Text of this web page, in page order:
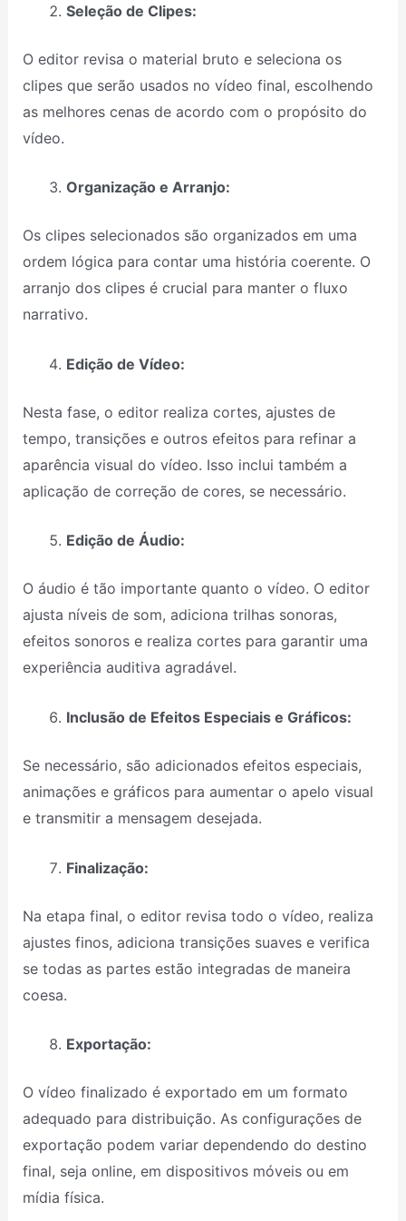
Seleção de Clipes:
O editor revisa o material bruto e seleciona os
clipes que serão usados no vídeo final, escolhendo
as melhores cenas de acordo com o propósito do
vídeo.
Organização e Arranjo:
Os clipes selecionados são organizados em uma
ordem lógica para contar uma história coerente. O
arranjo dos clipes é crucial para manter o fluxo
narrativo.
Edição de Vídeo:
Nesta fase, o editor realiza cortes, ajustes de
tempo, transições e outros efeitos para refinar a
aparência visual do vídeo. Isso inclui também a
aplicação de correção de cores, se necessário.
Edição de Áudio:
O áudio é tão importante quanto o vídeo. O editor
ajusta níveis de som, adiciona trilhas sonoras,
efeitos sonoros e realiza cortes para garantir uma
experiência auditiva agradável.
Inclusão de Efeitos Especiais e Gráficos:
Se necessário, são adicionados efeitos especiais,
animações e gráficos para aumentar o apelo visual
e transmitir a mensagem desejada.
Finalização:
Na etapa final, o editor revisa todo o vídeo, realiza
ajustes finos, adiciona transições suaves e verifica
se todas as partes estão integradas de maneira
coesa.
Exportação:
O vídeo finalizado é exportado em um formato
adequado para distribuição. As configurações de
exportação podem variar dependendo do destino
final, seja online, em dispositivos móveis ou em
mídia física.